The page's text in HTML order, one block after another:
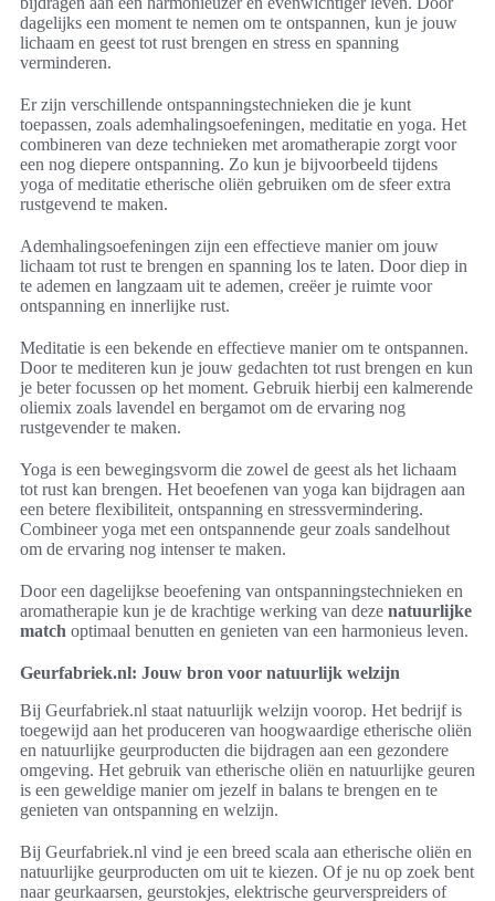
dagelijks een moment te nemen om te ontspannen, kun je jouw
lichaam en geest tot rust brengen en stress en spanning
verminderen.
Er zijn verschillende ontspanningstechnieken die je kunt
toepassen, zoals ademhalingsoefeningen, meditatie en yoga. Het
combineren van deze technieken met aromatherapie zorgt voor
een nog diepere ontspanning. Zo kun je bijvoorbeeld tijdens
yoga of meditatie etherische oliën gebruiken om de sfeer extra
rustgevend te maken.
Ademhalingsoefeningen zijn een effectieve manier om jouw
lichaam tot rust te brengen en spanning los te laten. Door diep in
te ademen en langzaam uit te ademen, creëer je ruimte voor
ontspanning en innerlijke rust.
Meditatie is een bekende en effectieve manier om te ontspannen.
Door te mediteren kun je jouw gedachten tot rust brengen en kun
je beter focussen op het moment. Gebruik hierbij een kalmerende
oliemix zoals lavendel en bergamot om de ervaring nog
rustgevender te maken.
Yoga is een bewegingsvorm die zowel de geest als het lichaam
tot rust kan brengen. Het beoefenen van yoga kan bijdragen aan
een betere flexibiliteit, ontspanning en stressvermindering.
Combineer yoga met een ontspannende geur zoals sandelhout
om de ervaring nog intenser te maken.
Door een dagelijkse beoefening van ontspanningstechnieken en
aromatherapie kun je de krachtige werking van deze natuurlijke
match optimaal benutten en genieten van een harmonieus leven.
Geurfabriek.nl: Jouw bron voor natuurlijk welzijn
Bij Geurfabriek.nl staat natuurlijk welzijn voorop. Het bedrijf is
toegewijd aan het produceren van hoogwaardige etherische oliën
en natuurlijke geurproducten die bijdragen aan een gezondere
omgeving. Het gebruik van etherische oliën en natuurlijke geuren
is een geweldige manier om jezelf in balans te brengen en te
genieten van ontspanning en welzijn.
Bij Geurfabriek.nl vind je een breed scala aan etherische oliën en
natuurlijke geurproducten om uit te kiezen. Of je nu op zoek bent
naar geurkaarsen, geurstokjes, elektrische geurverspreiders of